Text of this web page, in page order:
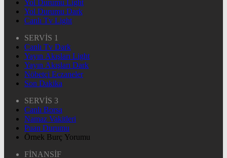
Yol Durumu Light
Yol Durumu Dark
Canlı Tv Light
SERVİS 1
Canlı Tv Dark
Yayın Akışları Light
Yayın Akışları Dark
Nöbetçi Eczaneler
Son Dakika
SERVİS 3
Canlı Borsa
Namaz Vakitleri
Puan Durumu
Örnek Burç Yorumu
FİNANSİF